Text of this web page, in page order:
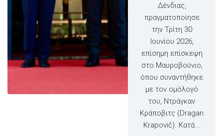
Δένδιας,
πραγματοποίησε
την Τρίτη 30
Ιουνίου 2026,
επίσημη επίσκεψη
στο Μαυροβούνιο,
όπου συναντήθηκε
με τον ομόλογό
του, Ντράγκαν
Κράποβιτς (Dragan
Krapovič). Κατά...